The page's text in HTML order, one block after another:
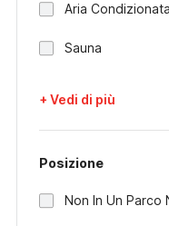
Aria Condizionata
Sauna
+ Vedi di più
Posizione
Non In Un Parco